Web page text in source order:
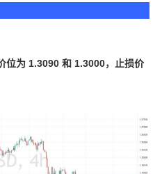
位为 1.3090 和 1.3000，止损价